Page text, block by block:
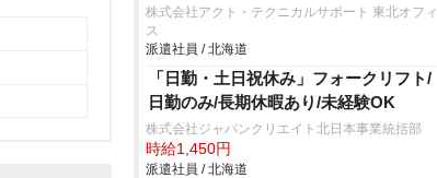
株式会社アクト・テクニカルサポート 東北オフィ
ス
派遣社員 / 北海道
「日勤・土日祝休み」フォークリフト/
日勤のみ/長期休暇あり/未経験OK
株式会社ジャパンクリエイト北日本事業統括部
時給1,450円
派遣社員 / 北海道